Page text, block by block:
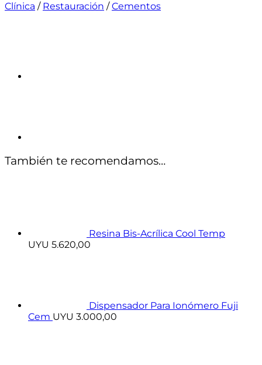
Clínica / Restauración / Cementos
También te recomendamos…
Resina Bis-Acrílica Cool Temp
UYU 5.620,00
Dispensador Para Ionómero Fuji
Cem UYU 3.000,00